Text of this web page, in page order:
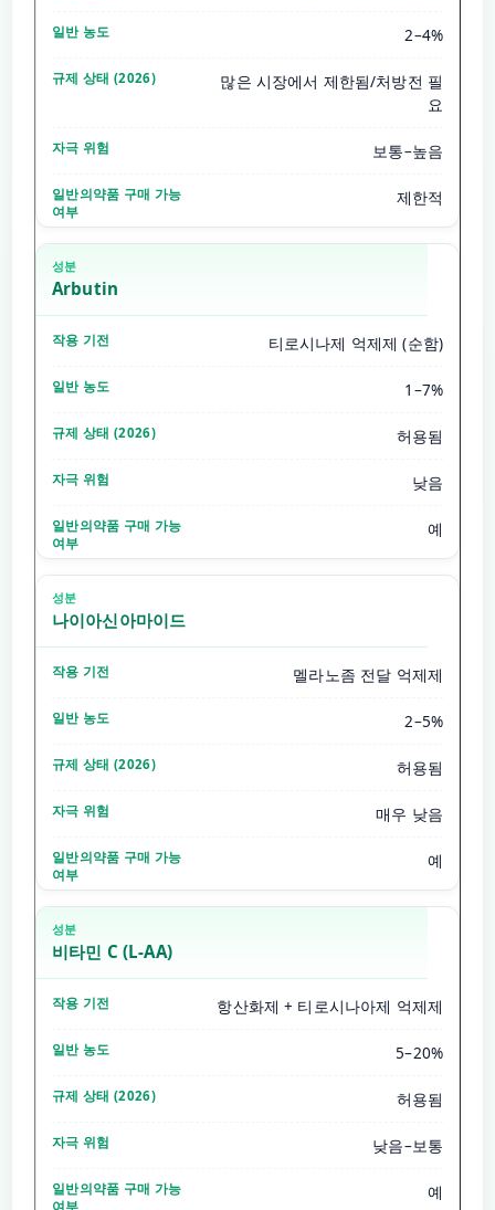
2–4%
많은 시장에서 제한됨/처방전 필
요
보통–높음
제한적
Arbutin
티로시나제 억제제 (순함)
1–7%
허용됨
낮음
예
나이아신아마이드
멜라노좀 전달 억제제
2–5%
허용됨
매우 낮음
예
비타민 C (L-AA)
항산화제 + 티로시나아제 억제제
5–20%
허용됨
낮음–보통
예